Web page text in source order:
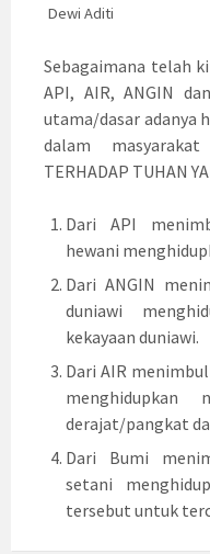
Dewi Aditi
Sebagaimana telah
API, AIR, ANGIN
utama/dasar adanya
dalam masyarakat
TERHADAP TUHAN
Dari API
hewani
Dari ANGIN
duniawi
kekayaan duniawi.
Dari AIR
menghidupkan
derajat/pangkat
Dari Bumi
setani
tersebut untuk